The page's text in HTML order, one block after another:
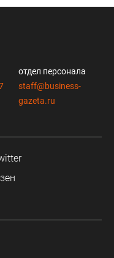
отдел персонала
staff@business-
gazeta.ru